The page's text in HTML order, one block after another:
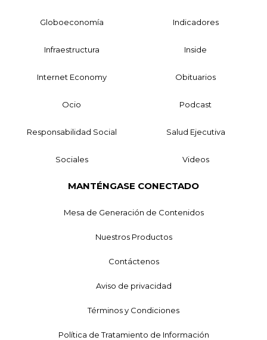
Globoeconomía Indicadores
Infraestructura Inside
Internet Economy Obituarios
Ocio Podcast
Responsabilidad Social Salud Ejecutiva
Sociales Videos
MANTÉNGASE CONECTADO
Mesa de Generación de Contenidos
Nuestros Productos
Contáctenos
Aviso de privacidad
Términos y Condiciones
Política de Tratamiento de Información